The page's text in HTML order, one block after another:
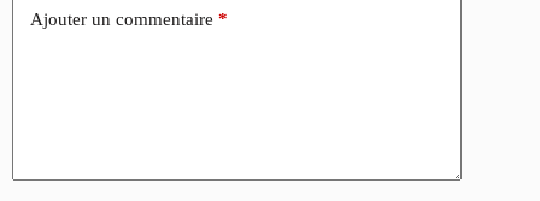
Ajouter un commentaire *